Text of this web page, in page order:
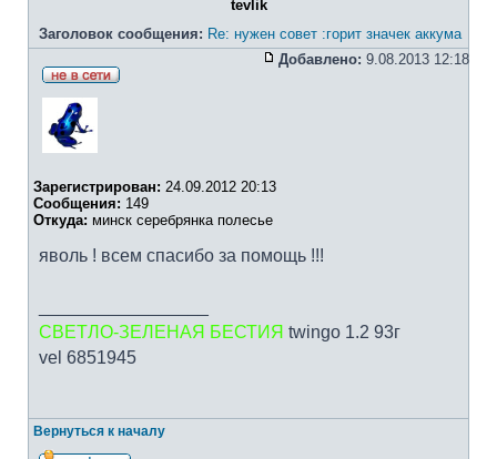
tevlik
Заголовок сообщения: Re: нужен совет :горит значек аккума
Добавлено: 9.08.2013 12:18
Зарегистрирован: 24.09.2012 20:13
Сообщения: 149
Откуда: минск серебрянка полесье
яволь ! всем спасибо за помощь !!!
СВЕТЛО-ЗЕЛЕНАЯ БЕСТИЯ twingo 1.2 93г
vel 6851945
Вернуться к началу